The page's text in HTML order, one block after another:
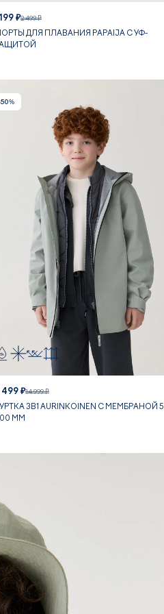
₽2 499 ₽
ДЛЯ ПЛАВАНИЯ PAPAIJA С УФ-
499 ₽14 999 ₽
3В1 AURINKOINEN С МЕМБРАНОЙ 5
ММ